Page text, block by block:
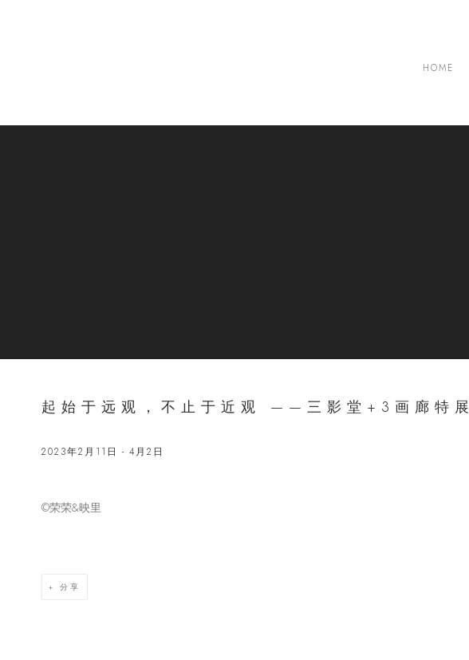
HOME
起始于远观，不止于近观 ——三影堂+3画廊特展
2023年2月11日 - 4月2日
©️荣荣&映里
分享